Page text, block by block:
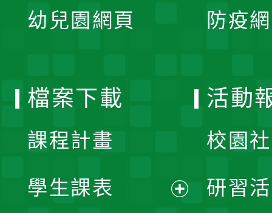
幼兒園網頁 防疫
檔案下載
課程計畫
學生課表
活動
校園
研習